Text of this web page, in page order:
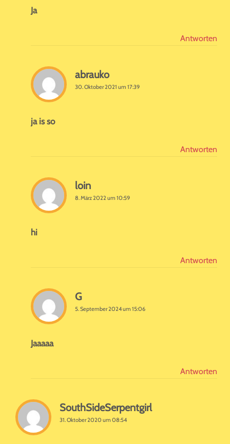
Ja
Antworten
abrauko
30. Oktober 2021 um 17:39
ja is so
Antworten
loin
8. März 2022 um 10:59
hi
Antworten
G
5. September 2024 um 15:06
Jaaaaa
Antworten
SouthSideSerpentgirl
31. Oktober 2020 um 08:54